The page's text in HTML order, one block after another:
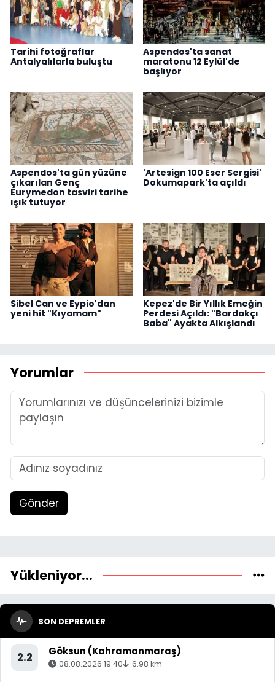
Tarihi fotoğraflar
Antalyalılarla buluştu
Aspendos'ta sanat
maratonu 12 Eylül'de
başlıyor
Aspendos'ta gün yüzüne
çıkarılan Genç
Eurymedon tasviri tarihe
ışık tutuyor
'Artesign 100 Eser Sergisi'
Dokumapark'ta açıldı
Sibel Can ve Eypio'dan
yeni hit "Kıyamam"
Kepez'de Bir Yıllık Emeğin
Perdesi Açıldı: "Bardakçı
Baba" Ayakta Alkışlandı
Yorumlar
Gönder
Yükleniyor...
SON DEPREMLER
2.2 Göksun (Kahramanmaraş)
08.08.2026 19:40 6.98 km